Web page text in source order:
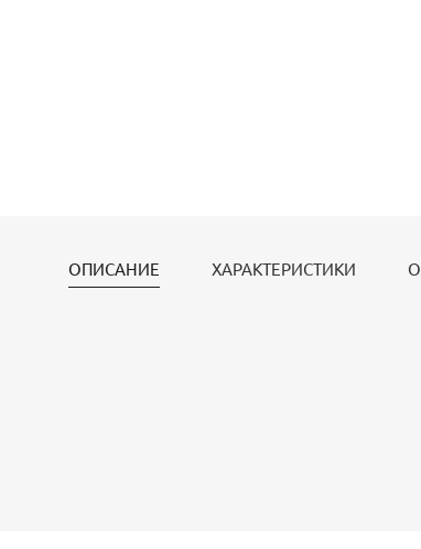
ОПИСАНИЕ ХАРАКТЕРИСТИКИ